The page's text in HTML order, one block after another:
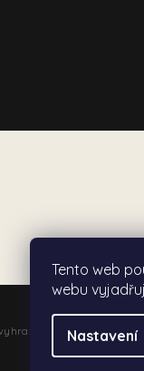
Tento web
webu
Nastavení